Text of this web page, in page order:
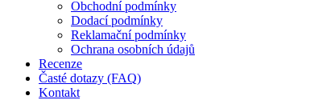
Obchodní podmínky
Dodací podmínky
Reklamační podmínky
Ochrana osobních údajů
Recenze
Časté dotazy (FAQ)
Kontakt